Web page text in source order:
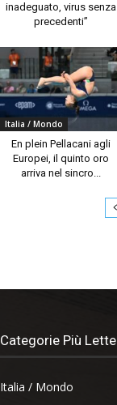
inadeguato, virus senza
precedenti”
Italia / Mondo
En plein Pellacani agli
Europei, il quinto oro
arriva nel sincro...
Categorie Più Lette
Italia / Mondo